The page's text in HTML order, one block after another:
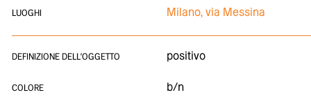
LUOGHI Milano, via Messina
DEFINIZIONE DELL'OGGETTO positivo
COLORE b/n